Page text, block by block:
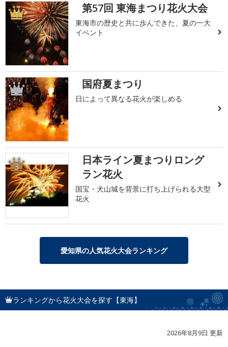
1 第57回 東海まつり花火大会
東海市の歴史と共に歩んできた、夏の一大
イベント
2 国府夏まつり
日によって異なる花火が楽しめる
3
日本ライン夏まつりロング
ラン花火
国宝・犬山城を背景に打ち上げられる大型
花火
愛知県の人気花火大会ランキング
ランキングから花火大会を探す【東海】
2026年8月9日 更新